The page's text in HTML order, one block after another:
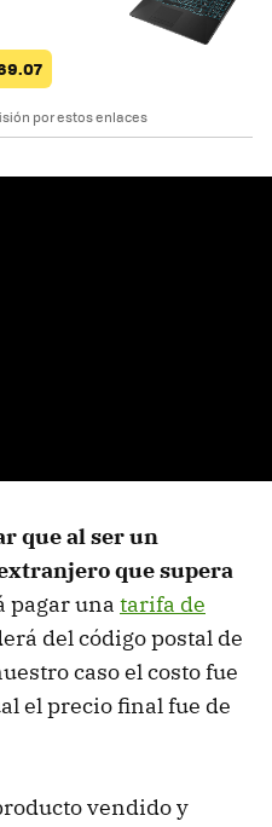
por estos enlaces
que al ser un
que supera
pagar una tarifa de
del código postal de
caso el costo fue
el precio final fue de
vendido y